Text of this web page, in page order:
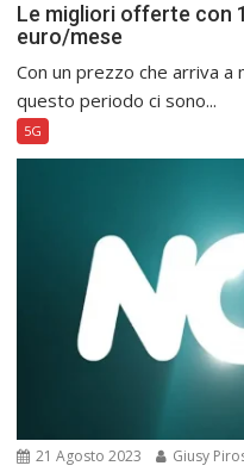
Le migliori offerte con
euro/mese
Con un prezzo che arriva a
questo periodo ci sono...
5G
21 Agosto 2023 Giusy